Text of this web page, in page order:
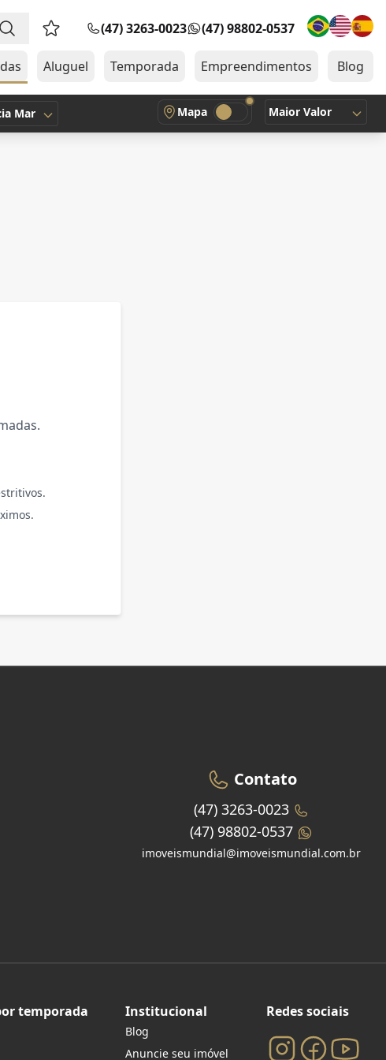
Favoritos (0 itens)
(47) 3263-0023 (47) 98802-0537
Aluguel Temporada Empreendimentos Blog
Mar Mapa Maior Valor
Contato
(47) 3263-0023
(47) 98802-0537
imoveismundial@imoveismundial.com.br
temporada Institucional
Blog
Anuncie seu imóvel
Redes sociais